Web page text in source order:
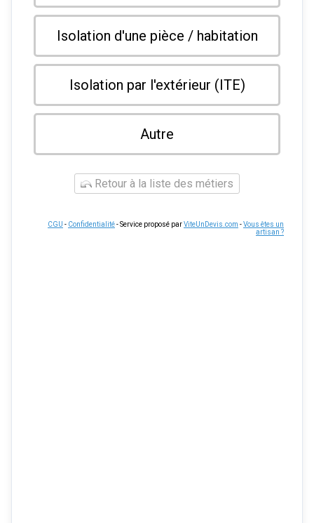
Isolation d'une pièce / habitation
Isolation par l'extérieur (ITE)
Autre
Retour à la liste des métiers
CGU - Confidentialité- Service proposé parViteUnDevis.com -Vous êtes un
artisan ?